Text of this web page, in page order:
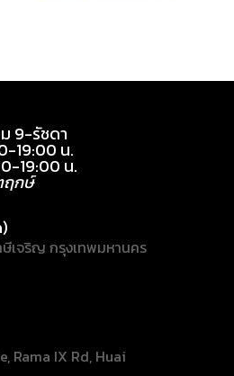
ม 9-รัชดา
19:00 น.
19:00 น.
ฤกษ์
ษีเจริญ กรุงเทพมหานคร
Rama IX Rd, Huai